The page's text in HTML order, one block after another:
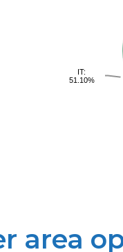
IT:
51.10%
area